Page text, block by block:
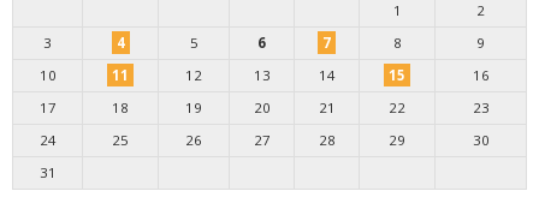
1
2
3
4 5 6 7 8
9
10
11 12 13 14 15
16
17
18 19 20 21 22
23
24
25 26 27 28 29
30
31